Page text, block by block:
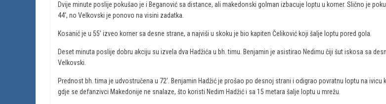
Dvije minute poslije pokušao je i Beganović sa distance, ali makedonski golman izbacuje loptu u korner. Slično je
44’, no Velkovski je ponovo na visini zadatka.
Kosanić je u 55’ izveo korner sa desne strane, a najviši u skoku je bio kapiten Čeliković koji šalje loptu pored gola.
Deset minuta poslije dobru akciju su izvela dva Hadžića u bh. timu. Benjamin je asistirao Nedimu čiji šut iskosa sa
Velkovski.
Prednost bh. tima je udvostručena u 72’. Benjamin Hadžić je prošao po desnoj strani i odigrao povratnu loptu na ivicu
gdje se defanzivci Makedonije ne snalaze, što koristi Nedim Hadžić i sa 15 metara šalje loptu u mrežu.